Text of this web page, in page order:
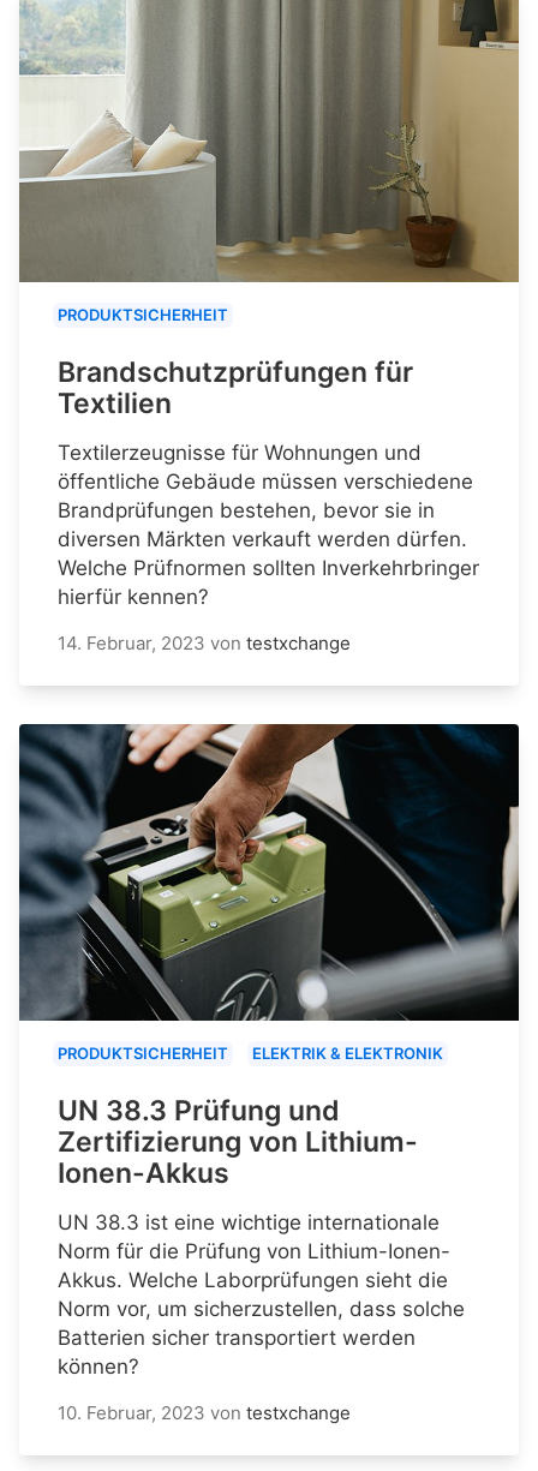
PRODUKTSICHERHEIT
Brandschutzprüfungen für
Textilien
Textilerzeugnisse für Wohnungen und
öffentliche Gebäude müssen verschiedene
Brandprüfungen bestehen, bevor sie in
diversen Märkten verkauft werden dürfen.
Welche Prüfnormen sollten Inverkehrbringer
hierfür kennen?
14. Februar, 2023 von testxchange
PRODUKTSICHERHEIT ELEKTRIK & ELEKTRONIK
UN 38.3 Prüfung und
Zertifizierung von Lithium-
Ionen-Akkus
UN 38.3 ist eine wichtige internationale
Norm für die Prüfung von Lithium-Ionen-
Akkus. Welche Laborprüfungen sieht die
Norm vor, um sicherzustellen, dass solche
Batterien sicher transportiert werden
können?
10. Februar, 2023 von testxchange